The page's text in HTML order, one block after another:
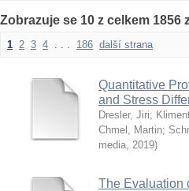
Zobrazuje se 10 z celkem
1 2 3 4 . . . 186 další strana
Quantitative
and Stress
Dresler, Jiri;
Chmel, Martin;
media, 2019)
The Evaluation